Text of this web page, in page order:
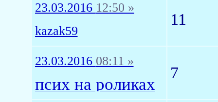
23.03.2016 12:50 »
kazak59
11
23.03.2016 08:11 »
псих на роликах
7